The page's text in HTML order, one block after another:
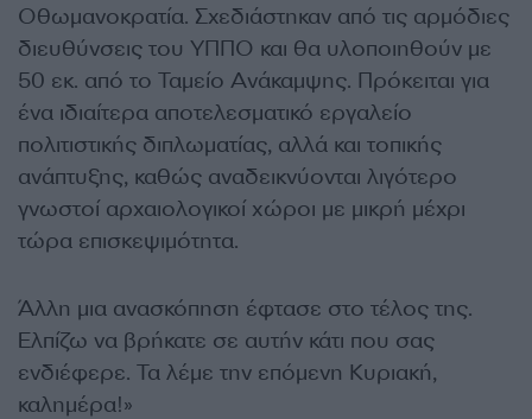
Οθωμανοκρατία. Σχεδιάστηκαν από τις αρμόδιες
διευθύνσεις του ΥΠΠΟ και θα υλοποιηθούν με
50 εκ. από το Ταμείο Ανάκαμψης. Πρόκειται για
ένα ιδιαίτερα αποτελεσματικό εργαλείο
πολιτιστικής διπλωματίας, αλλά και τοπικής
ανάπτυξης, καθώς αναδεικνύονται λιγότερο
γνωστοί αρχαιολογικοί χώροι με μικρή μέχρι
τώρα επισκεψιμότητα.
Άλλη μια ανασκόπηση έφτασε στο τέλος της.
Ελπίζω να βρήκατε σε αυτήν κάτι που σας
ενδιέφερε. Τα λέμε την επόμενη Κυριακή,
καλημέρα!»